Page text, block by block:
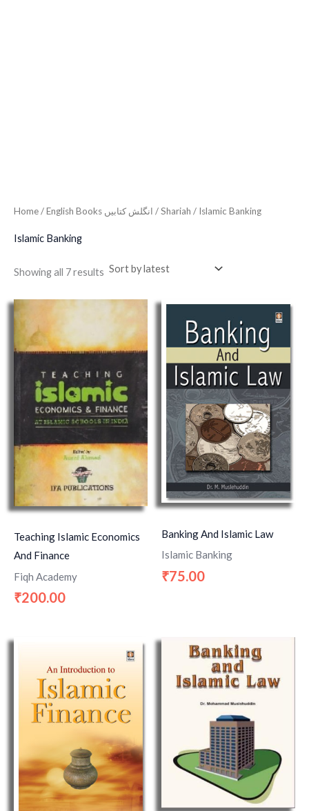
Home/ English Books انگلش کتابیں /Shariah / Islamic Banking
Islamic Banking
Showing all 7 results
Teaching Islamic Economics
And Finance
Fiqh Academy
₹200.00
Banking And Islamic Law
Islamic Banking
₹75.00